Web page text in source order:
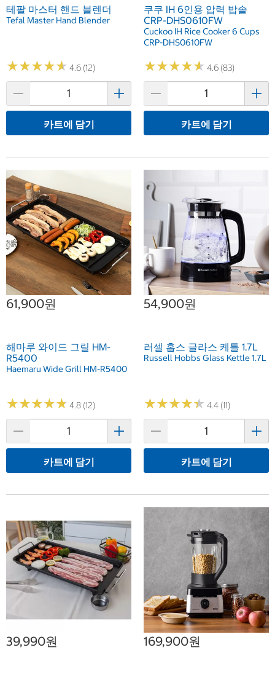
테팔 마스터 핸드 블렌더
Tefal Master Hand Blender
★★★★★
★★★★★ 4.6 (12)
카트에 담기
쿠쿠 IH 6인용 압력 밥솥
CRP-DHS0610FW
Cuckoo IH Rice Cooker 6 Cups
CRP-DHS0610FW
★★★★★
★★★★★ 4.6 (83)
카트에 담기
61,900원
해마루 와이드 그릴 HM-
R5400
Haemaru Wide Grill HM-R5400
★★★★★
★★★★★ 4.8 (12)
카트에 담기
54,900원
러셀 홉스 글라스 케틀 1.7L
Russell Hobbs Glass Kettle 1.7L
★★★★★
★★★★★ 4.4 (11)
카트에 담기
39,990원 169,900원